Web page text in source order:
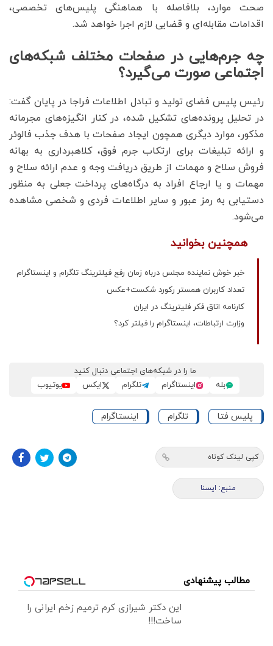
صحت موارد، بلافاصله با هماهنگی پلیس‌های تخصصی،
اقدامات مقابله‌ای و قضایی لازم اجرا خواهد شد.
چه جرم‌هایی در صفحات مختلف شبکه‌های
اجتماعی صورت می‌گیرد؟
رئیس پلیس فضای تولید و تبادل اطلاعات فراجا در پایان گفت:
در تحلیل پرونده‌های تشکیل‌ شده، در کنار انگیزه‌های مجرمانه
مذکور، موارد دیگری همچون ایجاد صفحات با هدف جذب فالوئر
و ارائه تبلیغات برای ارتکاب جرم فوق، کلاهبرداری به بهانه
فروش سلاح و مهمات از طریق دریافت وجه و عدم ارائه سلاح و
مهمات و یا ارجاع افراد به درگاه‌های پرداخت جعلی به منظور
دستیابی به رمز عبور و سایر اطلاعات فردی و شخصی مشاهده
می‌شود.
همچنین بخوانید
خبر خوش نماینده مجلس درباه زمان رفع فیلترینگ تلگرام و اینستاگرام
تعداد کاربران همستر رکورد شکست+عکس
کارنامه اتاق فکر فلیترینگ در ایران
وزارت ارتباطات، اینستاگرام را فیلتر کرد؟
ما را در شبکه‌های اجتماعی دنبال کنید
بله
اینستاگرام تلگرام ایکس یوتیوب
پلیس فتا تلگرام اینستاگرام
کپی لینک کوتاه
منبع: ايسنا
مطالب پیشنهادی
این دکتر شیرازی کرم ترمیم زخم ایرانی را
ساخت!!!